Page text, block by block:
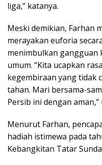
liga,” katanya.
Meski demikian, Farhan
merayakan euforia
menimbulkan gangguan
umum. “Kita ucapkan
kegembiraan yang tidak
tahan. Mari bersama-
Persib ini dengan aman,”
Menurut Farhan,
hadiah istimewa pada
Kebangkitan Tatar